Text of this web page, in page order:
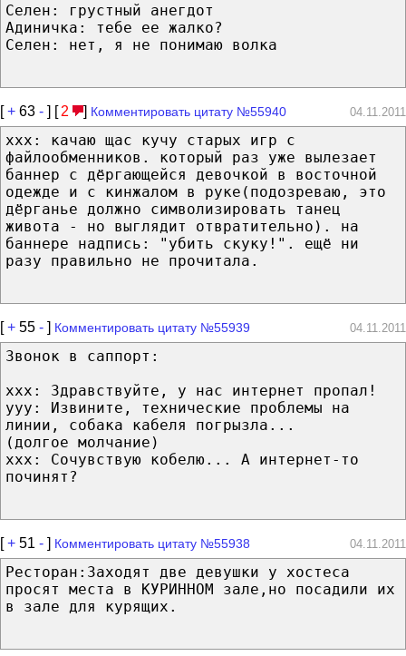
Селен: грустный анегдот
Адиничка: тебе ее жалко?
Селен: нет, я не понимаю волка
[+ 63 - ] [ 2 ] Комментировать цитату №55940 04.11.2011
ххх: качаю щас кучу старых игр с
файлообменников. который раз уже вылезает
баннер с дёргающейся девочкой в восточной
одежде и с кинжалом в руке(подозреваю, это
дёрганье должно символизировать танец
живота - но выглядит отвратительно). на
баннере надпись: "убить скуку!". ещё ни
разу правильно не прочитала.
[+ 55 - ] Комментировать цитату №55939 04.11.2011
Звонок в саппорт:
xxx: Здравствуйте, у нас интернет пропал!
yyy: Извините, технические проблемы на
линии, собака кабеля погрызла...
(долгое молчание)
xxx: Сочувствую кобелю... А интернет-то
починят?
[+ 51 - ] Комментировать цитату №55938 04.11.2011
Ресторан:Заходят две девушки у хостеса
просят места в КУРИННОМ зале,но посадили их
в зале для курящих.